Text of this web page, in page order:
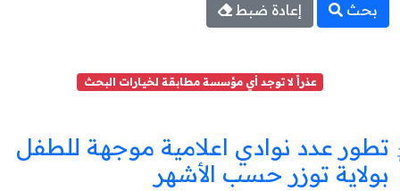
بحث إعادة ضبط
عذراً لا توجد أي مؤسسة مطابقة لخيارات البحث
تطور عدد نوادي اعلامية موجهة للطفل
بولاية توزر حسب الأشهر